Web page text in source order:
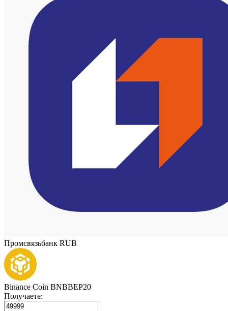
Промсвязьбанк RUB
Binance Coin BNBBEP20
Получаете: